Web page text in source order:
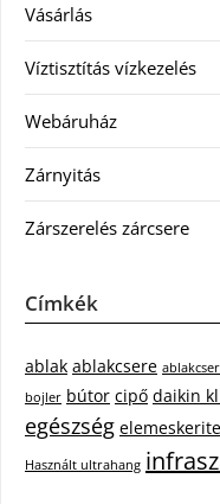
Vásárlás
Víztisztítás vízkezelés
Webáruház
Zárnyitás
Zárszerelés zárcsere
Címkék
ablak ablakcsere
bojler bútor cipő daikin
egészség
Használt ultrahang